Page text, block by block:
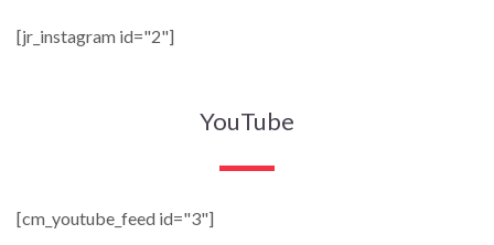
[jr_instagram id="2"]
YouTube
[cm_youtube_feed id="3"]